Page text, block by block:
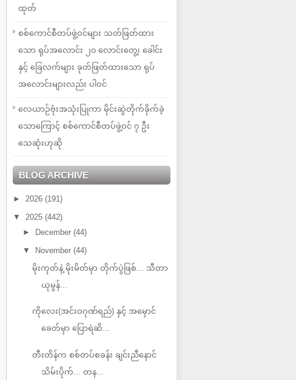
ထုတ်
စစ်ကောင်စီတပ်ဖွဲ့ဝင်များ သတ်ဖြတ်ထား
သော ရုပ်အလောင်း ၂၀ လောင်းတွေ့၊ ခေါင်း
နှင့် ခြေလက်များ ခုတ်ဖြတ်ထားသော ရုပ်
အလောင်းများလည်း ပါဝင်
လေယာဉ်ဗုံးအသုံးပြုကာ မိုင်းဆွဲတိုက်ခိုက်ခဲ့
သောကြောင့် စစ်ကောင်စီတပ်ဖွဲ့ဝင် ၇ ဦး
သေဆုံးဟုဆို
BLOG ARCHIVE
► 2026 (191)
▼ 2025 (442)
► December (44)
▼ November (44)
မိုးကုတ်နဲ့ မိုးမိတ်မှာ တိုက်ပွဲဖြစ်... သီတာ
ယုမွန်...
ကိုလေး(အင်းဝဂုဏ်ရည်) နှင့် အမှောင်
ခေတ်မှာ ပြောရဲဆိ...
တီးတိန်က စစ်တပ်စခန်း ချင်းညီနောင်
သိမ်းပိုက်... တန...